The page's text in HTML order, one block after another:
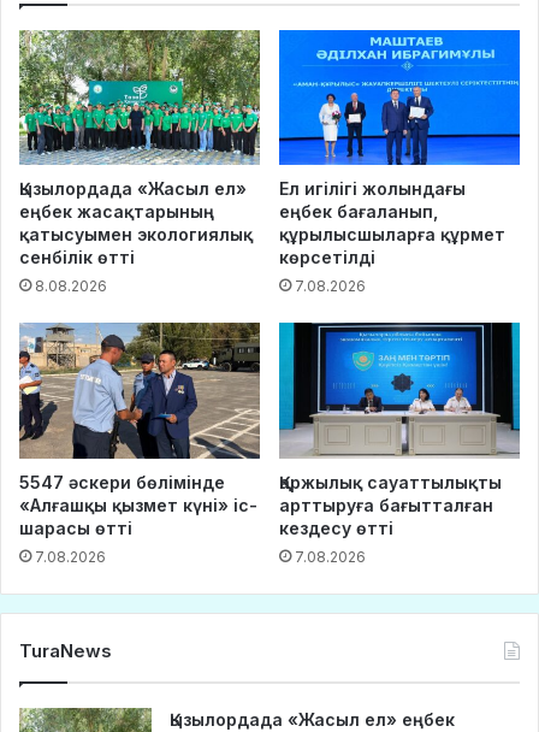
Қызылордада «Жасыл ел»
еңбек жасақтарының
қатысуымен экологиялық
сенбілік өтті
8.08.2026
Ел игілігі жолындағы
еңбек бағаланып,
құрылысшыларға құрмет
көрсетілді
7.08.2026
5547 әскери бөлімінде
«Алғашқы қызмет күні» іс-
шарасы өтті
7.08.2026
Қаржылық сауаттылықты
арттыруға бағытталған
кездесу өтті
7.08.2026
TuraNews
Қызылордада «Жасыл ел» еңбек